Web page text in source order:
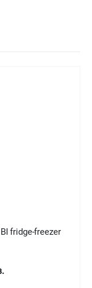
Хладилник